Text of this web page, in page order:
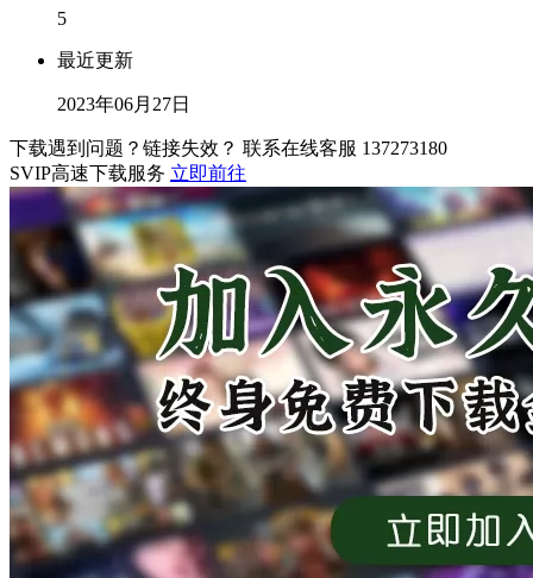
5
最近更新
2023年06月27日
下载遇到问题？链接失效？ 联系在线客服 137273180
SVIP高速下载服务 立即前往